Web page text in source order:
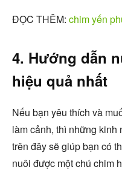
ĐỌC THÊM: chim yến
4. Hướng dẫn
hiệu quả nhất
Nếu bạn yêu thích và
làm cảnh, thì những kinh
trên đây sẽ giúp bạn có
nuôi được một chú chim